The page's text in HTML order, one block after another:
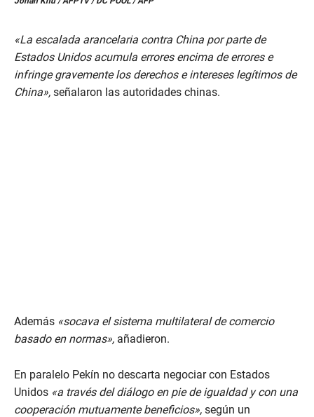
e
n
s
o
f
2
«La escalada arancelaria contra China por parte de
Estados Unidos acumula errores encima de errores e
infringe gravemente los derechos e intereses legítimos de
China», señalaron las autoridades chinas.
Además «socava el sistema multilateral de comercio
basado en normas», añadieron.
En paralelo Pekín no descarta negociar con Estados
Unidos «a través del diálogo en pie de igualdad y con una
cooperación mutuamente beneficios», según un